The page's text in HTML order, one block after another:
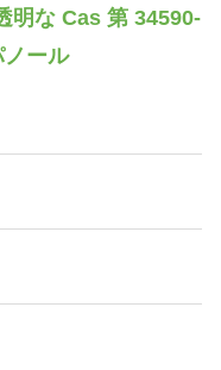
明な Cas 第 34590-
ール